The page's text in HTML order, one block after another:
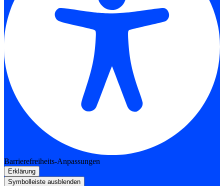
Barrierefreiheits-Anpassungen
Erklärung
Symbolleiste ausblenden